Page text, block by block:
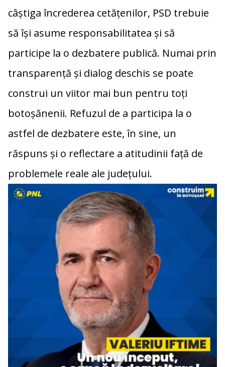
câștiga încrederea cetățenilor, PSD trebuie
să își asume responsabilitatea și să
participe la o dezbatere publică. Numai prin
transparență și dialog deschis se poate
construi un viitor mai bun pentru toți
botoșănenii. Refuzul de a participa la o
astfel de dezbatere este, în sine, un
răspuns și o reflectare a atitudinii față de
problemele reale ale județului.